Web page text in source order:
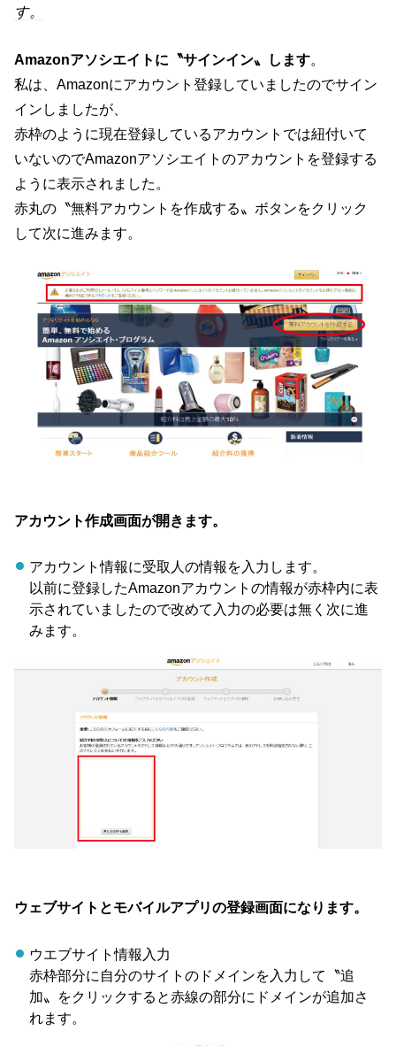
す。
Amazonアソシエイトに〝サインイン〟します。
私は、Amazonにアカウント登録していましたのでサイン
インしましたが、
赤枠のように現在登録しているアカウントでは紐付いて
いないのでAmazonアソシエイトのアカウントを登録する
ように表示されました。
赤丸の〝無料アカウントを作成する〟ボタンをクリック
して次に進みます。
アカウント作成画面が開きます。
アカウント情報に受取人の情報を入力します。
以前に登録したAmazonアカウントの情報が赤枠内に表
示されていましたので改めて入力の必要は無く次に進
みます。
ウェブサイトとモバイルアプリの登録画面になります。
ウエブサイト情報入力
赤枠部分に自分のサイトのドメインを入力して〝追
加〟をクリックすると赤線の部分にドメインが追加さ
れます。